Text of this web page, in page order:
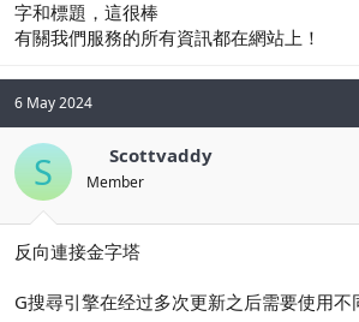
字和標題，這很棒
有關我們服務的所有資訊都在網站上！
6 May 2024
S Scottvaddy
Member
反向連接金字塔
G搜尋引擎在经过多次更新之后需要使用不